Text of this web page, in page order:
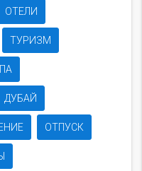
ОТЕЛИ
ТУРИЗМ
ДУБАЙ
ОТПУСК